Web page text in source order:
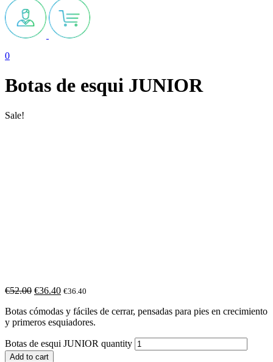
0
Botas de esqui JUNIOR
Sale!
€52.00 €36.40 €36.40
Botas cómodas y fáciles de cerrar, pensadas para pies en crecimiento
y primeros esquiadores.
Botas de esqui JUNIOR quantity
Add to cart